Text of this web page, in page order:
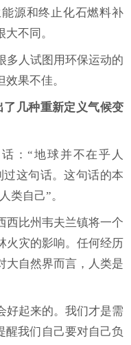
源和终止化石燃料补
不同。
多人试图用环保运动的
果不佳。
了几种重新定义气候变
：“地球并不在乎人
这句话。这句话的本
类自己”。
西比州韦夫兰镇将一个
火灾的影响。任何经历
大自然界而言，人类是
好起来的。我们才是需
醒我们自己要对自己负